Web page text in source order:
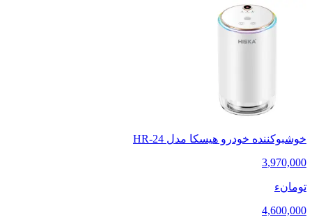
خوشبوکننده خودرو هیسکا مدل HR-24
3,970,000
تومانء
4,600,000